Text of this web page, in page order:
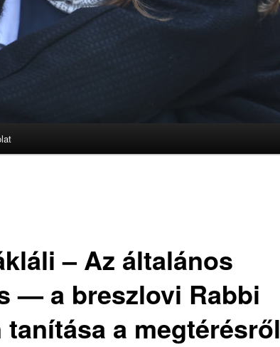
– Az általános
— a breszlovi Rabbi
tanítása a megtérésről